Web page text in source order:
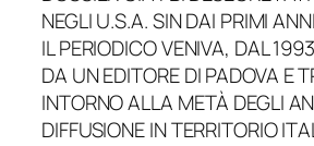
NEGLI U.S.A. SIN DAI PRIMI
IL PERIODICO VENIVA, DAL
DA UN EDITORE DI PADOVA E
INTORNO ALLA METÀ DEGLI
DIFFUSIONE IN TERRITORIO